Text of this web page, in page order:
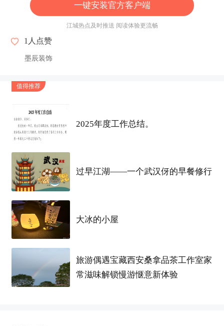
品牌
的经营理念，本着“设计源于生活，细节成
就品质”的核心思想，凭借专业的团队
修技艺走进千家万户，让每一个
家装无忧，过上有品质的居家生活。
公司经营面积：
品牌创始时间： 2017年
累计服务家庭： 10000户
施工团队：70支
设计师：90名
一键安装官方客户端
江城热点及时推送 阅读体验更流畅
1 人点赞
墨辰装饰
值得推荐
2025年度工作总结。
过早江湖——一个武汉伢的早餐修行
大冰的小屋
旅游偶遇宝藏西安桑拿品茶工作室家
常滋味解锁慢游惬意新体验